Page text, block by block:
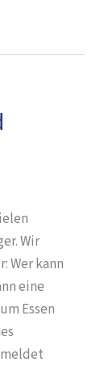
Wir
Wer kann
eine
Essen